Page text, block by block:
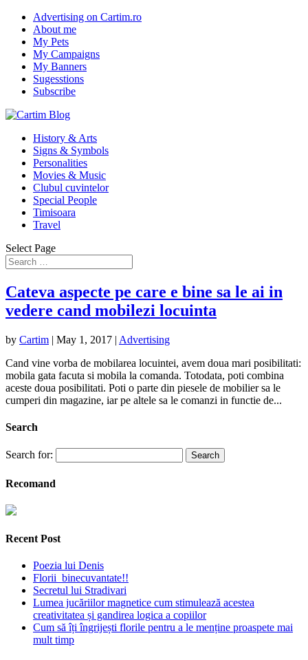
Advertising on Cartim.ro
About me
My Pets
My Campaigns
My Banners
Sugesstions
Subscribe
History & Arts
Signs & Symbols
Personalities
Movies & Music
Clubul cuvintelor
Special People
Timisoara
Travel
Select Page
Cateva aspecte pe care e bine sa le ai in
vedere cand mobilezi locuinta
by Cartim | May 1, 2017 | Advertising
Cand vine vorba de mobilarea locuintei, avem doua mari posibilitati:
mobila gata facuta si mobila la comanda. Totodata, poti combina
aceste doua posibilitati. Poti o parte din piesele de mobilier sa le
cumperi din magazine, iar pe altele sa le comanzi in functie de...
Search
Search for:
Recomand
Recent Post
Poezia lui Denis
Florii binecuvantate!!
Secretul lui Stradivari
Lumea jucăriilor magnetice cum stimulează acestea
creativitatea și gandirea logica a copiilor
Cum să îți îngrijești florile pentru a le menține proaspete mai
mult timp